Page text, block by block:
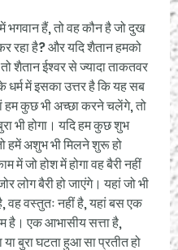
हैं, तो वह कौन है जो दुख
रहा है? और यदि शैतान हमको
शैतान ईश्वर से ज्यादा ताकतवर
धर्म में इसका उत्तर है कि यह सब
हम कुछ भी अच्छा करने चलेंगे, तो
भी होगा। यदि हम कुछ शुभ
हमें अशुभ भी मिलने शुरू हो
में जो होश में होगा वह बैरी नहीं
लोग बैरी हो जाएंगे। यहां जो भी
वह वस्तुतः नहीं है, यहां बस एक
है। एक आभासीय सत्ता है,
बुरा घटता हुआ सा प्रतीत हो